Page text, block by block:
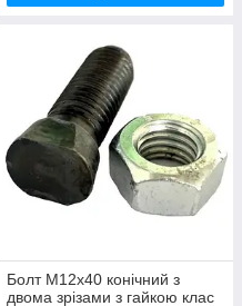
Болт М12х40 конічний з
двома зрізами з гайкою клас